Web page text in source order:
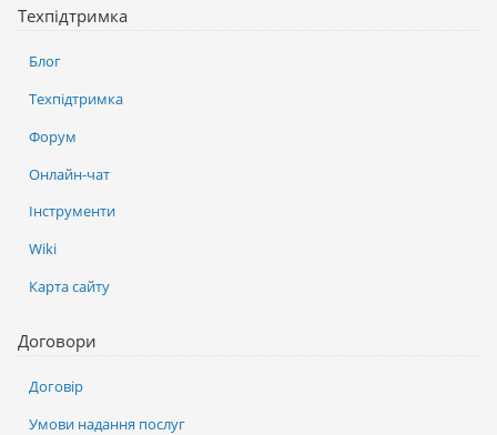
Техпідтримка
Блог
Техпідтримка
Форум
Онлайн-чат
Інструменти
Wiki
Карта сайту
Договори
Договір
Умови надання послуг